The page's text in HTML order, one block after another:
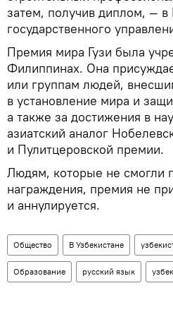
затем, получив диплом, — в
государственного
Премия мира Гузи была
Филиппинах. Она
или группам людей,
в установление мира и
а также за достижения в
азиатский аналог
и Пулитцеровской премии.
Людям, которые не смогли
награждения, премия не
и аннулируется.
Общество В Узбекистане
Образование русский язык